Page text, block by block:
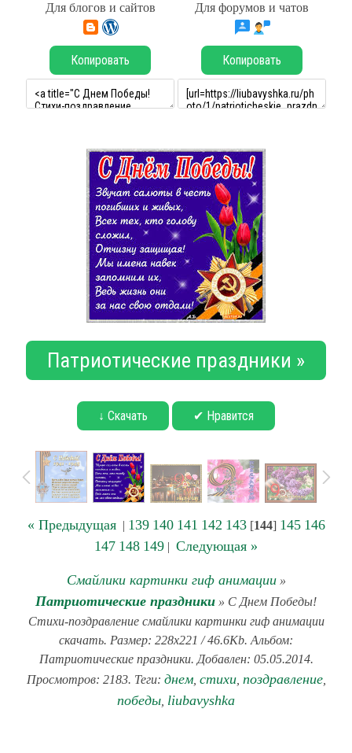
Для блогов и сайтов Для форумов и чатов
Копировать Копировать
Патриотические праздники »
↓ Скачать ✔ Нравится
« Предыдущая| 139 140 141 142 143[144] 145 146
147 148 149 | Следующая »
Смайлики картинки гиф анимации»
Патриотические праздники » С Днем Победы!
Стихи-поздравление смайлики картинки гиф анимации
скачать. Размер: 228x221 / 46.6Kb. Альбом:
Патриотические праздники. Добавлен: 05.05.2014.
Просмотров: 2183. Теги: днем, стихи, поздравление,
победы liubavyshka